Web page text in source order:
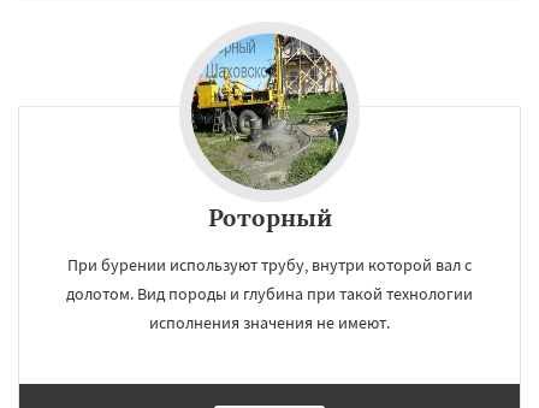
Роторный
При бурении используют трубу, внутри которой вал с
долотом. Вид породы и глубина при такой технологии
исполнения значения не имеют.